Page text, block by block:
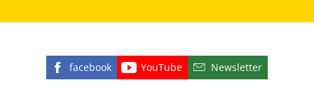
Finden Sie die eNu auf Facebook
facebook Besuchen Sie den
YouTube Abonnieren Sie
Newsletter